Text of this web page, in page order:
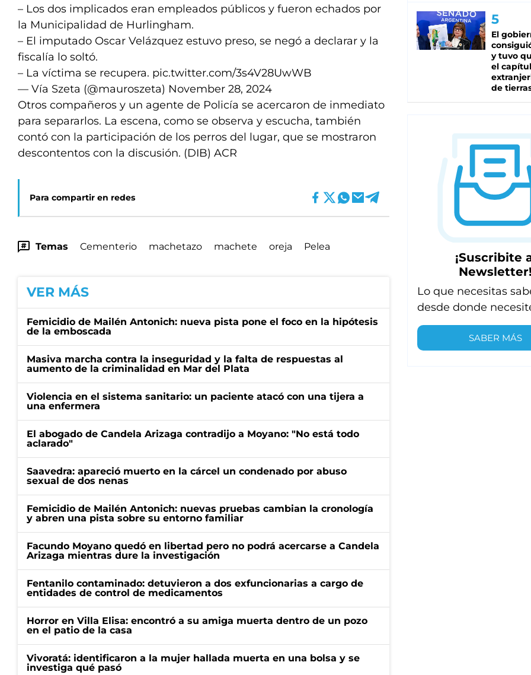
– Los dos implicados eran empleados públicos y fueron echados por
la Municipalidad de Hurlingham.
– El imputado Oscar Velázquez estuvo preso, se negó a declarar y la
fiscalía lo soltó.
– La víctima se recupera. pic.twitter.com/3s4V28UwWB
— Vía Szeta (@mauroszeta) November 28, 2024
Otros compañeros y un agente de Policía se acercaron de inmediato
para separarlos. La escena, como se observa y escucha, también
contó con la participación de los perros del lugar, que se mostraron
descontentos con la discusión. (DIB) ACR
Para compartir en redes
Temas Cementerio machetazo machete oreja Pelea
VER MÁS
Femicidio de Mailén Antonich: nueva pista pone el foco en la hipótesis
de la emboscada
Masiva marcha contra la inseguridad y la falta de respuestas al
aumento de la criminalidad en Mar del Plata
Violencia en el sistema sanitario: un paciente atacó con una tijera a
una enfermera
El abogado de Candela Arizaga contradijo a Moyano: "No está todo
aclarado"
Saavedra: apareció muerto en la cárcel un condenado por abuso
sexual de dos nenas
Femicidio de Mailén Antonich: nuevas pruebas cambian la cronología
y abren una pista sobre su entorno familiar
Facundo Moyano quedó en libertad pero no podrá acercarse a Candela
Arizaga mientras dure la investigación
Fentanilo contaminado: detuvieron a dos exfuncionarias a cargo de
entidades de control de medicamentos
Horror en Villa Elisa: encontró a su amiga muerta dentro de un pozo
en el patio de la casa
Vivoratá: identificaron a la mujer hallada muerta en una bolsa y se
investiga qué pasó
El
y tuvo
el
de
¡Suscribite
Newsletter!
Lo que necesitas
desde donde
SABER MÁS